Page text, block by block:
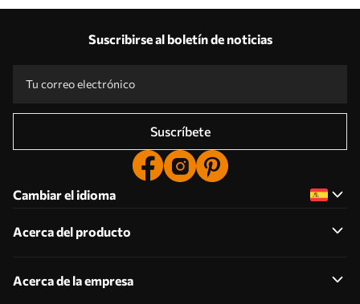
Suscribirse al boletín de noticias
Suscríbete
Cambiar el idioma
Acerca del producto
Acerca de la empresa